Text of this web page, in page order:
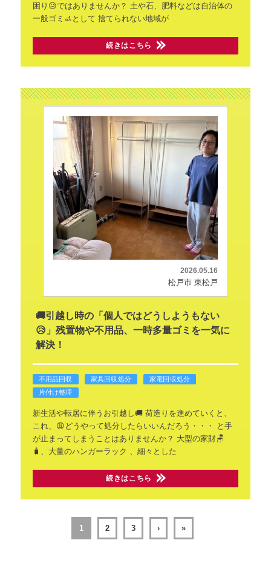
困り😥ではありませんか？ 土や石、肥料などは自治体の
一般ゴミ🚮として 捨てられない地域が
続きはこちら
2026.05.16
松戸市 東松戸
🚚引越し時の「個人ではどうしようもない
😥」残置物や不用品、一時多量ゴミを一気に
解決！
不用品回収 家具回収処分
家電回収処分
片付け整理
新生活や転居に伴うお引越し🚚荷造りを進めていくと、
これ、😩どうやって処分したらいいんだろう・・・
と手
が止まってしまうことはありませんか？ 大型の家財🪑
🧳、大量のハンガーラック 、細々とした
続きはこちら
1 2 3 › »